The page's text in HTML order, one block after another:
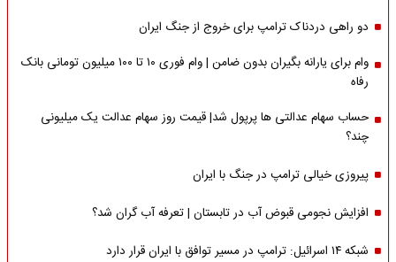
دو راهی دردناک ترامپ برای خروج از جنگ ایران
وام برای یارانه بگیران بدون ضامن | وام فوری ۱۰ تا ۱۰۰ میلیون تومانی بانک
رفاه
حساب سهام عدالتی ها پرپول شد| قیمت روز سهام عدالت یک میلیونی
چند؟
پیروزی خیالی ترامپ در جنگ با ایران
افزایش نجومی قبوض آب در تابستان | تعرفه آب گران شد؟
شبکه ۱۴ اسرائیل: ترامپ در مسیر توافق با ایران قرار دارد